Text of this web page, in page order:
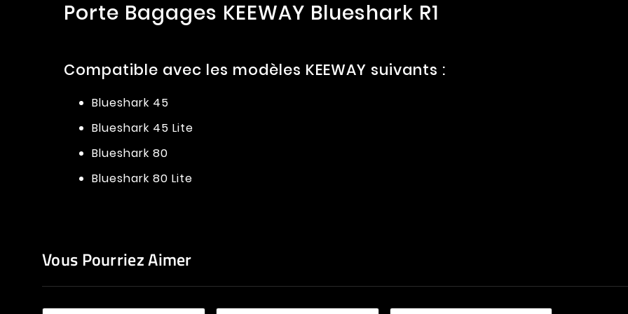
Porte Bagages KEEWAY Blueshark R1
Compatible avec les modèles KEEWAY suivants :
Blueshark 45
Blueshark 45 Lite
Blueshark 80
Blueshark 80 Lite
Vous Pourriez Aimer